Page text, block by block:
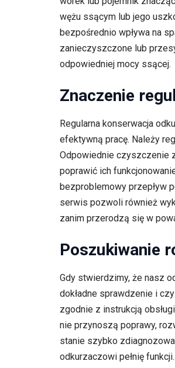
wężu ssącym lub jego
bezpośrednio wpływa na
zanieczyszczone lub
odpowiedniej mocy ssącej.
Znaczenie
Regularna konserwacja
efektywną pracę. Należy
Odpowiednie czyszczenie
poprawić ich
bezproblemowy przepływ
serwis pozwoli również
zanim przerodzą się w
Poszukiwanie
Gdy stwierdzimy, że nasz
dokładne sprawdzenie i
zgodnie z instrukcją
nie przynoszą poprawy,
stanie szybko
odkurzaczowi pełnię funkcji.